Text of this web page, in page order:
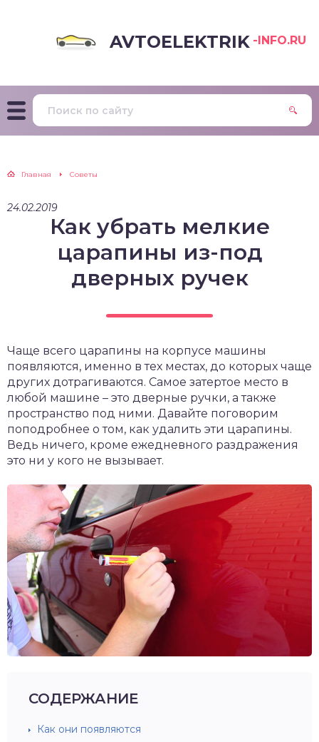
AVTOELEKTRIK -INFO.RU
Главная Советы
24.02.2019
Как убрать мелкие
царапины из-под
дверных ручек
Чаще всего царапины на корпусе машины
появляются, именно в тех местах, до которых чаще
других дотрагиваются. Самое затертое место в
любой машине – это дверные ручки, а также
пространство под ними. Давайте поговорим
поподробнее о том, как удалить эти царапины.
Ведь ничего, кроме ежедневного раздражения
это ни у кого не вызывает.
СОДЕРЖАНИЕ
Как они появляются